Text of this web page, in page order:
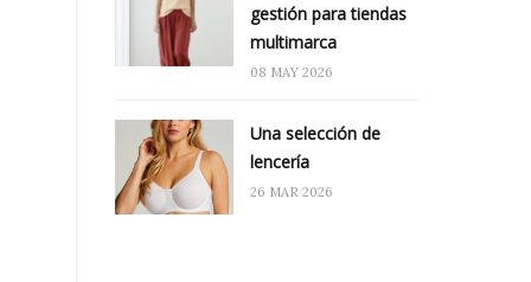
gestión para tiendas
multimarca
08 MAY 2026
Una selección de
lencería
26 MAR 2026